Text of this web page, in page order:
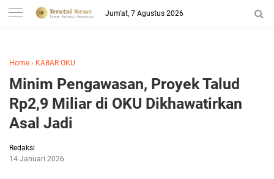
-->
Jum'at, 7 Agustus 2026
Home › KABAR OKU
Minim Pengawasan, Proyek Talud
Rp2,9 Miliar di OKU Dikhawatirkan
Asal Jadi
Redaksi
14 Januari 2026